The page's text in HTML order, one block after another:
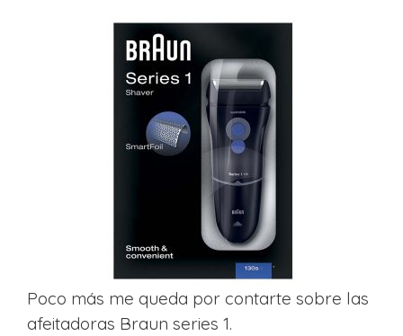
Poco más me queda por contarte sobre las
afeitadoras Braun series 1.